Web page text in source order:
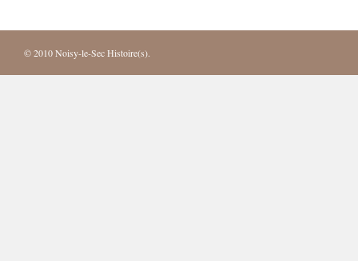
© 2010Noisy-le-Sec Histoire(s).